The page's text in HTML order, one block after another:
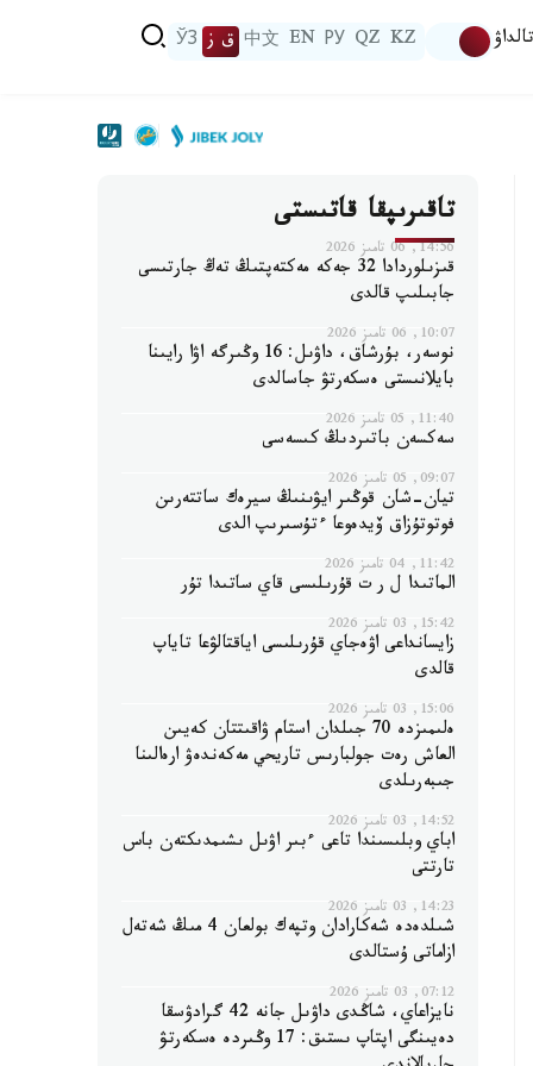
تالداۋ KZ
QZ
РУ
EN
中文 ق ز ЎЗ
تاقىرىپقا قاتىستى
14:56, 06 تامىز 2026
قىزىلوردادا 32 جەكە مەكتەپتىڭ تەڭ جارتىسى
جابىلىپ قالدى
10:07, 06 تامىز 2026
نوسەر، بۇرشاق، داۋىل: 16 وڭىرگە اۋا رايىنا
بايلانىستى ەسكەرتۋ جاسالدى
11:40, 05 تامىز 2026
سەكسەن باتىردىڭ كىسەسى
09:07, 05 تامىز 2026
تيان-شان قوڭىر ايۋىنىڭ سيرەك ساتتەرىن
فوتوتۇزاق ۆيدەوعا ءتۇسىرىپ الدى
11:42, 04 تامىز 2026
الماتىدا ل ر ت قۇرىلىسى قاي ساتىدا تۇر
15:42, 03 تامىز 2026
زايسانداعى اۋەجاي قۇرىلىسى اياقتالۋعا تاياپ
قالدى
15:06, 03 تامىز 2026
ەلىمىزدە 70 جىلدان استام ۋاقىتتان كەيىن
العاش رەت جولبارىس تاريحي مەكەندەۋ ارەالىنا
جىبەرىلدى
14:52, 03 تامىز 2026
اباي وبلىسىندا تاعى ءبىر اۋىل ىشىمدىكتەن باس
تارتتى
14:23, 03 تامىز 2026
شىلدەدە شەكارادان وتپەك بولعان 4 مىڭ شەتەل
ازاماتى ۇستالدى
07:12, 03 تامىز 2026
نايزاعاي، شاڭدى داۋىل جانە 42 گرادۋسقا
دەيىنگى اپتاپ ىستىق: 17 وڭىردە ەسكەرتۋ